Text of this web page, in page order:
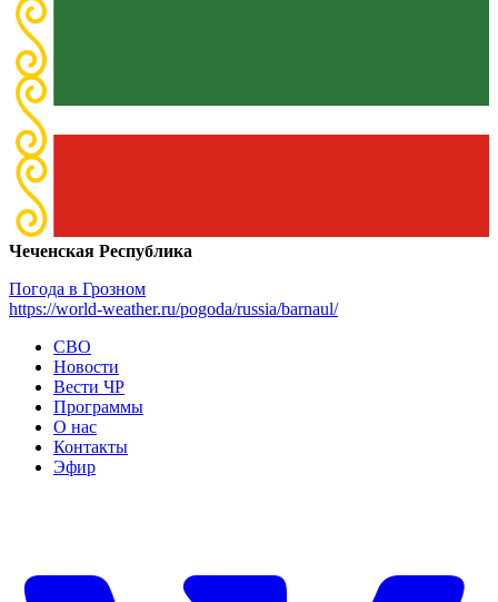
Чеченская Республика
Погода в Грозном
https://world-weather.ru/pogoda/russia/barnaul/
СВО
Новости
Вести ЧР
Программы
О нас
Контакты
Эфир